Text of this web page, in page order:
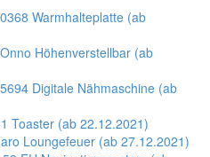
Warmhalteplatte (ab
Höhenverstellbar (ab
Digitale Nähmaschine (ab
Toaster (ab 22.12.2021)
Loungefeuer (ab 27.12.2021)